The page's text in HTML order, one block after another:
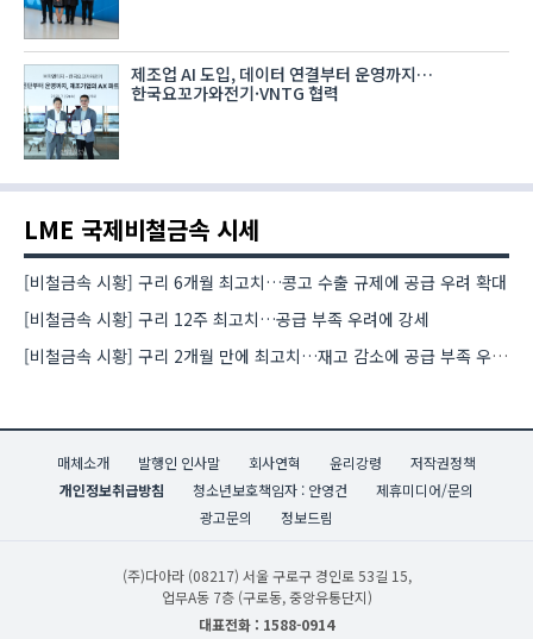
제조업 AI 도입, 데이터 연결부터 운영까지…
한국요꼬가와전기·VNTG 협력
LME 국제비철금속 시세
[비철금속 시황] 구리 6개월 최고치…콩고 수출 규제에 공급 우려 확대
[비철금속 시황] 구리 12주 최고치…공급 부족 우려에 강세
[비철금속 시황] 구리 2개월 만에 최고치…재고 감소에 공급 부족 우려 확대
매체소개 발행인 인사말 회사연혁 윤리강령
저작권정책
개인정보취급방침
청소년보호책임자 : 안영건
제휴미디어/문의
광고문의
정보드림
(주)다아라 (08217) 서울 구로구 경인로 53길 15,
업무A동 7층 (구로동, 중앙유통단지)
대표전화 : 1588-0914